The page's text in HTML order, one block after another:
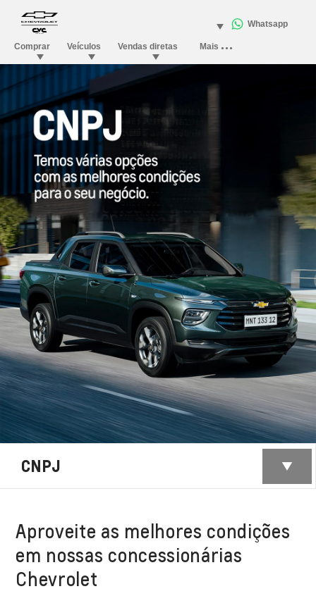
CNPJ
Aproveite as melhores condições
em nossas concessionárias
Chevrolet